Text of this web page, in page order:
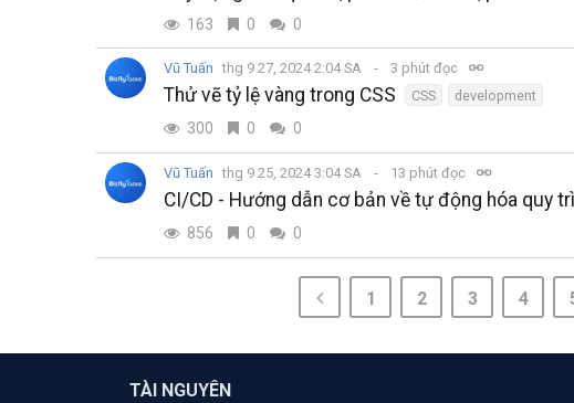
163 0 0
Vũ Tuấn thg 9 27, 2024 2:04 SA 3 phút đọc
Thử vẽ tỷ lệ vàng trong CSS CSS development
300 0 0
Vũ Tuấn thg 9 25, 2024 3:04 SA 13 phút đọc
CI/CD - Hướng dẫn cơ bản về tự động hóa quy
856 0 0
1 2 3 4
TÀI NGUYÊN